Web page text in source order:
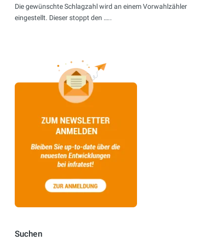
Die gewünschte Schlagzahl wird an einem Vorwahlzähler
eingestellt. Dieser stoppt den …..
Suchen